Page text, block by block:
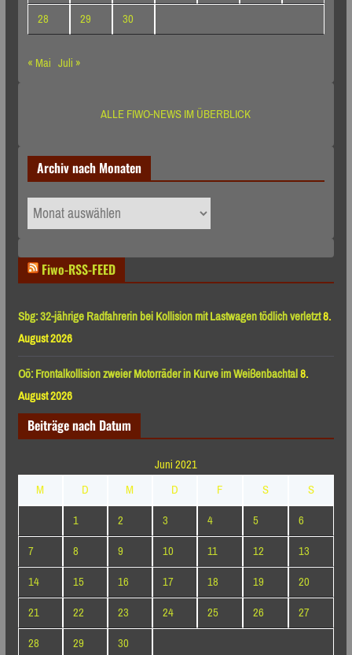
28
29
30
« Mai Juli »
ALLE FIWO-NEWS IM ÜBERBLICK
Archiv nach Monaten
Archiv
nach
Fiwo-RSS-FEED
Sbg: 32-jährige Radfahrerin bei Kollision mit Lastwagen tödlich verletzt8.
August 2026
Oö: Frontalkollision zweier Motorräder in Kurve im Weißenbachtal8.
August 2026
Beiträge nach Datum
Juni 2021
M
D M D F S
S
1
2 3 4 5
6
7
8 9 10 11 12
13
14
15 16 17 18 19
20
21
22 23 24 25 26
27
28
29 30